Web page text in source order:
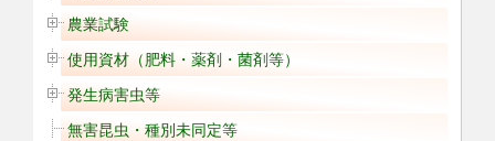
農業試験
使用資材（肥料・薬剤・菌剤等）
発生病害虫等
無害昆虫・種別未同定等